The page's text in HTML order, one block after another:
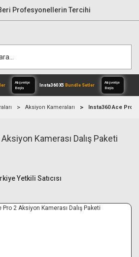
Profesyonellerin Tercihi
IIIBundle Setler
Alışverişe
Aksiyon Kameraları Insta360 Ace Pro 2
Kamerası Dalış Paketi
Yetkili Satıcısı